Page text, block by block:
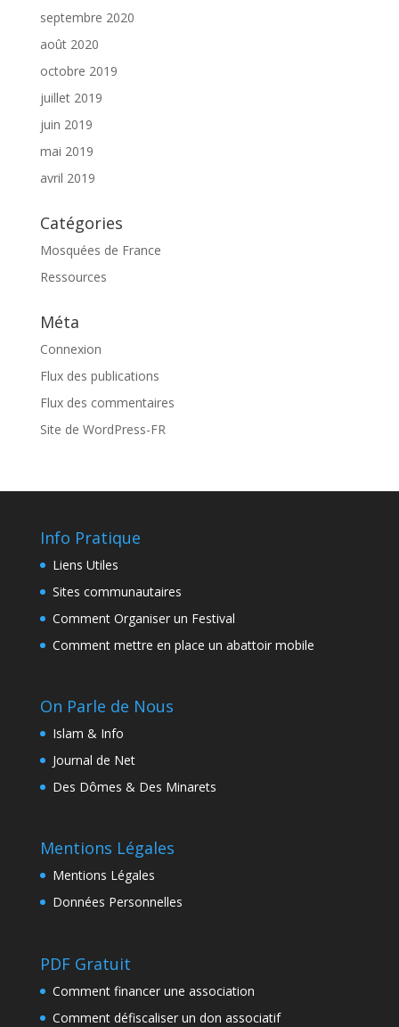
septembre 2020
août 2020
octobre 2019
juillet 2019
juin 2019
mai 2019
avril 2019
Catégories
Mosquées de France
Ressources
Méta
Connexion
Flux des publications
Flux des commentaires
Site de WordPress-FR
Info Pratique
Liens Utiles
Sites communautaires
Comment Organiser un Festival
Comment mettre en place un abattoir mobile
On Parle de Nous
Islam & Info
Journal de Net
Des Dômes & Des Minarets
Mentions Légales
Mentions Légales
Données Personnelles
PDF Gratuit
Comment financer une association
Comment défiscaliser un don associatif